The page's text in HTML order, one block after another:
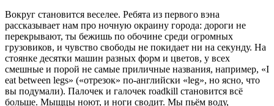
Вокруг становится веселее. Ребята из первого вэна
рассказывает нам про ночную окраину города: дороги не
перекрывают, ты бежишь по обочине среди огромных
грузовиков, и чувство свободы не покидает ни на секунду. На
стоянке десятки машин разных форм и цветов, у всех
смешные и порой не самые приличные названия, например, «I
eat between legs» («отрезок» по-английски «leg», но ясно, что
вы подумали). Палочек и галочек roadkill становится всё
больше. Мыщцы ноют, и ноги сводит. Мы пьём воду,